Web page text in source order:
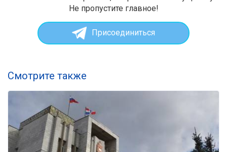
Не пропустите главное!
Присоединиться
Смотрите также